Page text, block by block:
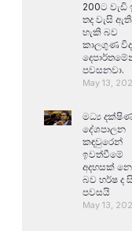
200ට වැඩි
තද වැසි
හැකි බව
කාලගුණ
පවසනවා.
May 13,
මධ්‍ය
දේශපාලන
කඳවුරෙන්
ඉවත්වීමේ
අදහසක්
බව හර්ෂ ද
පවසයි
May 13,